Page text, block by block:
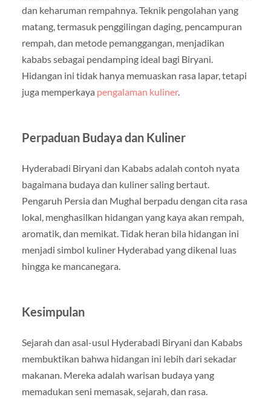
dan keharuman rempahnya. Teknik pengolahan yang
matang, termasuk penggilingan daging, pencampuran
rempah, dan metode pemanggangan, menjadikan
kababs sebagai pendamping ideal bagi Biryani.
Hidangan ini tidak hanya memuaskan rasa lapar, tetapi
juga memperkaya pengalaman kuliner.
Perpaduan Budaya dan Kuliner
Hyderabadi Biryani dan Kababs adalah contoh nyata
bagaimana budaya dan kuliner saling bertaut.
Pengaruh Persia dan Mughal berpadu dengan cita rasa
lokal, menghasilkan hidangan yang kaya akan rempah,
aromatik, dan memikat. Tidak heran bila hidangan ini
menjadi simbol kuliner Hyderabad yang dikenal luas
hingga ke mancanegara.
Kesimpulan
Sejarah dan asal-usul Hyderabadi Biryani dan Kababs
membuktikan bahwa hidangan ini lebih dari sekadar
makanan. Mereka adalah warisan budaya yang
memadukan seni memasak, sejarah, dan rasa.